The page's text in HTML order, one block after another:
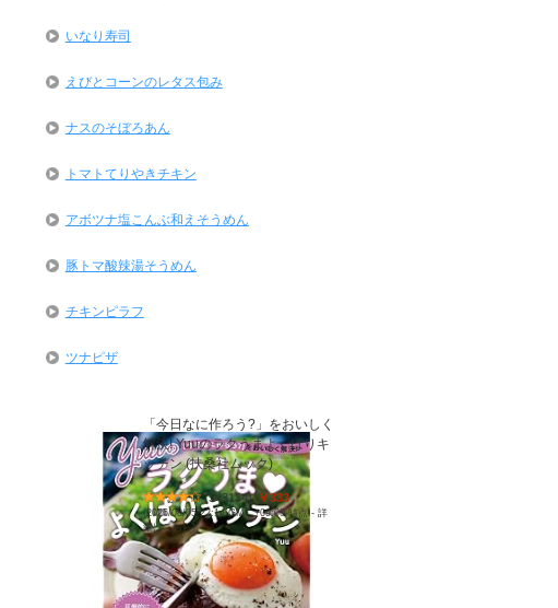
いなり寿司
えびとコーンのレタス包み
ナスのそぼろあん
トマトてりやきチキン
アボツナ塩こんぶ和えそうめん
豚トマ酸辣湯そうめん
チキンピラフ
ツナピザ
「今日なに作ろう?」をおいしく
解決! Yuuのラクうまよくばりキ
ッチン (扶桑社ムック)
(543134) ￥333
(2026/08/05 22:14 GMT +09:00 時点 -詳
細はこちら)